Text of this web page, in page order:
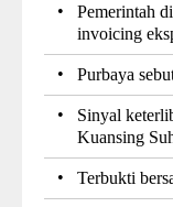
•
Pemerintah
invoicing
• Purbaya
•
Sinyal
Kuansing
• Terbukti